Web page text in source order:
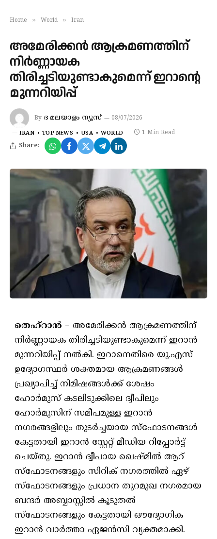
Home » World » Iran
അമേരിക്കന്‍ ആക്രമണത്തിന്
നിര്‍ണ്ണായക
തിരിച്ചടിയുണ്ടാകുമെന്ന് ഇറാന്റെ
മുന്നറിയിപ്പ്
By ദ മലയാളം ന്യൂസ് 08/07/2026
IRAN TOP NEWS USA WORLD 1 Min Read
Share:
തെഹ്‌റാന്‍ – അമേരിക്കന്‍ ആക്രമണത്തിന്
നിര്‍ണ്ണായക തിരിച്ചടിയുണ്ടാകുമെന്ന് ഇറാന്‍
മുന്നറിയിപ്പ് നല്‍കി. ഇറാനെതിരെ യു.എസ്
ഉദ്യോഗസ്ഥര്‍ ശക്തമായ ആക്രമണങ്ങള്‍
പ്രഖ്യാപിച്ച് നിമിഷങ്ങള്‍ക്ക് ശേഷം
ഹോര്‍മുസ് കടലിടുക്കിലെ ദ്വീപിലും
ഹോര്‍മുസിന് സമീപമുള്ള ഇറാന്‍
നഗരങ്ങളിലും തുടര്‍ച്ചയായ സ്‌ഫോടനങ്ങള്‍
കേട്ടതായി ഇറാന്‍ സ്റ്റേറ്റ് മീഡിയ റിപ്പോര്‍ട്ട്
ചെയ്തു. ഇറാന്‍ ദ്വീപായ ഖെഷ്മില്‍ ആറ്
സ്‌ഫോടനങ്ങളും സിറിക് നഗരത്തില്‍ ഏഴ്
സ്‌ഫോടനങ്ങളും പ്രധാന തുറമുഖ നഗരമായ
ബന്ദര്‍ അബ്ബാസ്സില്‍ കൂടുതല്‍
സ്‌ഫോടനങ്ങളും കേട്ടതായി ഔദ്യോഗിക
ഇറാന്‍ വാര്‍ത്താ ഏജന്‍സി വ്യക്തമാക്കി.